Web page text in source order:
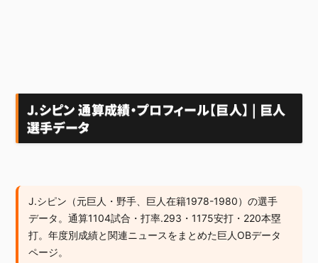
J.シピン 通算成績・プロフィール【巨人】 | 巨人
選手データ
J.シピン（元巨人・野手、巨人在籍1978-1980）の選手
データ。通算1104試合・打率.293・1175安打・220本塁
打。年度別成績と関連ニュースをまとめた巨人OBデータ
ページ。